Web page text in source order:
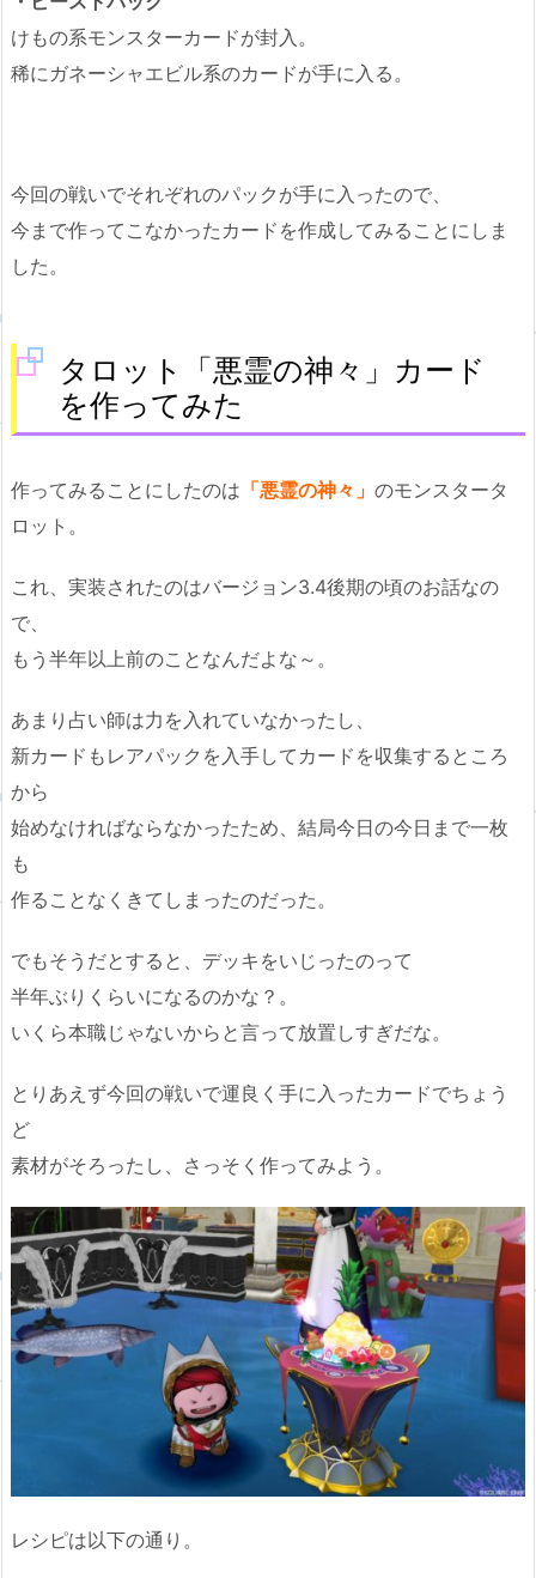
けもの系モンスターカードが封入。
稀にガネーシャエビル系のカードが手に入る。
今回の戦いでそれぞれのパックが手に入ったので、
今まで作ってこなかったカードを作成してみることにしま
した。
タロット「悪霊の神々」カード
を作ってみた
作ってみることにしたのは 「悪霊の神々」 のモンスタータ
ロット。
これ、実装されたのはバージョン3.4後期の頃のお話なの
で、
もう半年以上前のことなんだよな～。
あまり占い師は力を入れていなかったし、
新カードもレアパックを入手してカードを収集するところ
から
始めなければならなかったため、結局今日の今日まで一枚
も
作ることなくきてしまったのだった。
でもそうだとすると、デッキをいじったのって
半年ぶりくらいになるのかな？。
いくら本職じゃないからと言って放置しすぎだな。
とりあえず今回の戦いで運良く手に入ったカードでちょう
ど
素材がそろったし、さっそく作ってみよう。
レシピは以下の通り。